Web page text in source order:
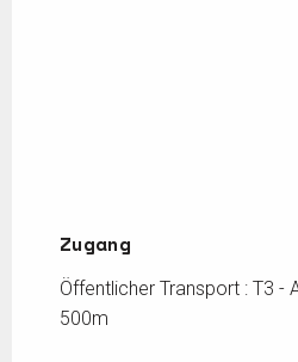
Zugang
Zugang
Öffentlicher Transport : T3 -
500m